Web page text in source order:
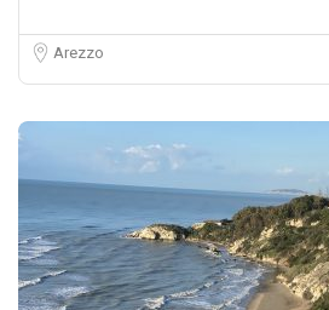
Arezzo